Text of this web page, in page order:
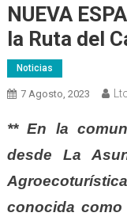
NUEVA
la Ruta del
Noticias
7 Agosto, 2023
** En la
desde La
conocida como